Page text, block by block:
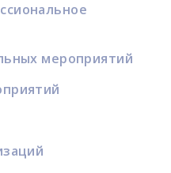
мероприятий